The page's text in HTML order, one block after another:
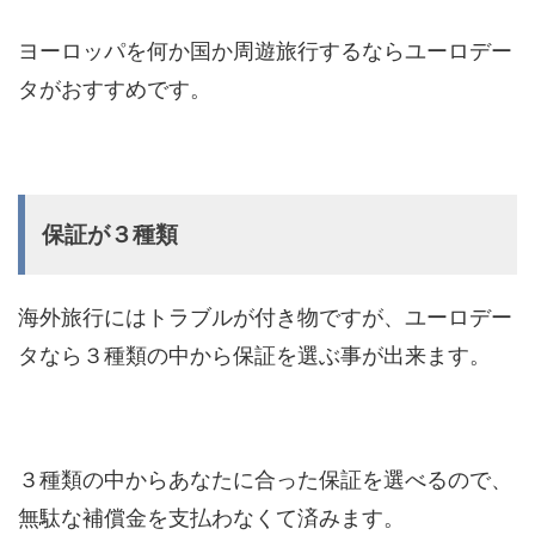
ヨーロッパを何か国か周遊旅行するならユーロデー
タがおすすめです。
保証が３種類
海外旅行にはトラブルが付き物ですが、ユーロデー
タなら３種類の中から保証を選ぶ事が出来ます。
３種類の中からあなたに合った保証を選べるので、
無駄な補償金を支払わなくて済みます。